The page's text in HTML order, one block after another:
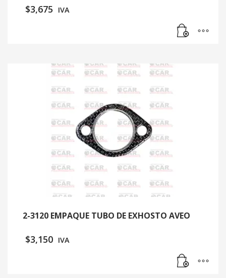
$3,675 IVA
2-3120 EMPAQUE TUBO DE EXHOSTO AVEO
$3,150 IVA